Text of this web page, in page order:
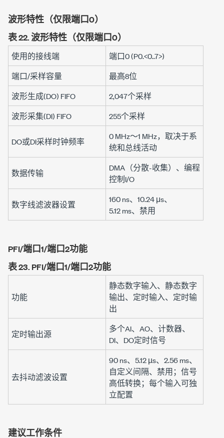
波形特性（仅限端口0）
表 22.波形特性（仅限端口0）
使用的接线端
端口0 (P0.<0..7>)
端口/采样容量
最高8位
波形生成(DO) FIFO
2,047个采样
波形采集(DI) FIFO
255个采样
DO或DI采样时钟频率
0 MHz～1 MHz，取决于系
统和总线活动
数据传输
DMA（分散-收集）、编程
控制I/O
数字线滤波器设置
160 ns、 10.24 μs、
5.12 ms、禁用
PFI/端口1/端口2功能
表 23. PFI/端口1/端口2功能
功能
静态数字输入、静态数字
输出、定时输入、定时输
出
定时输出源
多个AI、AO、计数器、
DI、DO定时信号
去抖动滤波设置
90 ns、 5.12 µs、 2.56 ms、
自定义间隔、禁用；信号
高低转换；每个输入可独
立配置
建议工作条件